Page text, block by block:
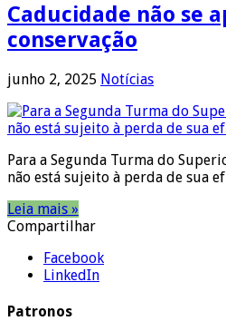
Caducidade não se
conservação
junho 2, 2025 Notícias
Para a Segunda Turma do
não está sujeito à perda de sua
Leia mais »
Compartilhar
Facebook
LinkedIn
Patronos